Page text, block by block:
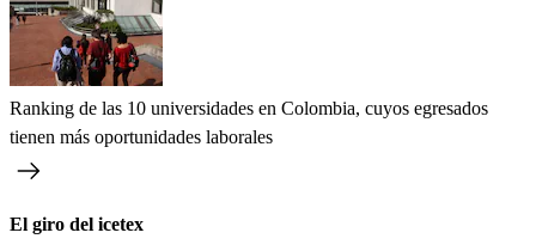
Ranking de las 10 universidades en Colombia, cuyos egresados
tienen más oportunidades laborales
El giro del icetex